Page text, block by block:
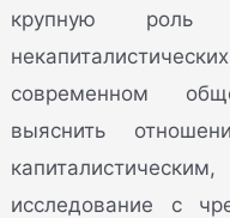
крупную роль
современном
выяснить
исследование с